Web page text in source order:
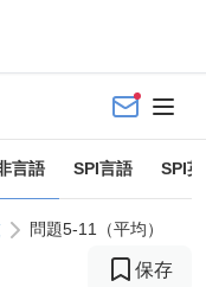
言語 SPI言語 SPI
問題5-11（平均）
保存